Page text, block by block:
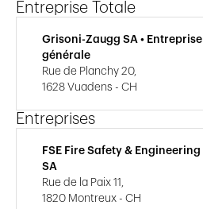
Entreprise Totale
Grisoni-Zaugg SA • Entreprise
générale
Rue de Planchy 20,
1628 Vuadens - CH
Entreprises
FSE Fire Safety & Engineering
SA
Rue de la Paix 11,
1820 Montreux - CH